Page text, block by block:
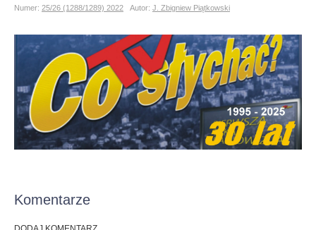
Numer: 25/26 (1288/1289) 2022 Autor: J. Zbigniew Piątkowski
Komentarze